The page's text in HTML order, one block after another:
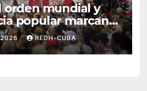
orden mundial y
popular marcan
la IV Asamblea
de ALBA
en Cuba
2026 REDH-CUBA